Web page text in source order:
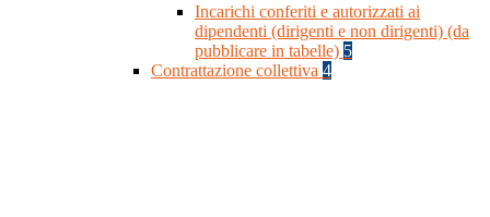
Incarichi conferiti e autorizzati ai
dipendenti (dirigenti e non dirigenti) (da
pubblicare in tabelle) 5
Contrattazione collettiva 4